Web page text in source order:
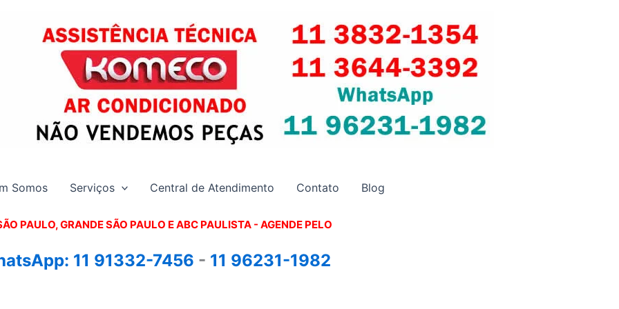
Somos Serviços Central de Atendimento Contato Blog
PAULO, GRANDE SÃO PAULO E ABC PAULISTA - AGENDE PELO
11 91332-7456 - 11 96231-1982